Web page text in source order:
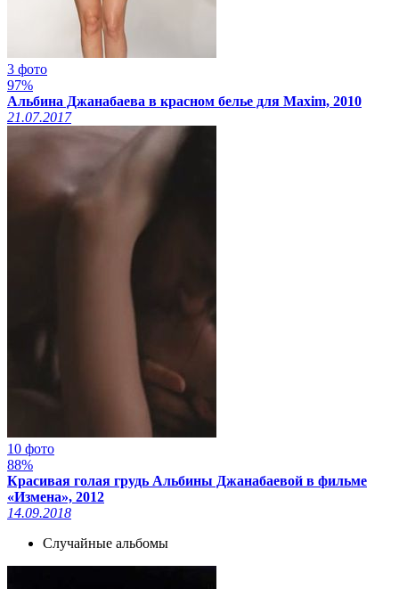
3 фото
97%
Альбина Джанабаева в красном белье для Maxim, 2010
21.07.2017
10 фото
88%
Красивая голая грудь Альбины Джанабаевой в фильме
«Измена», 2012
14.09.2018
Случайные альбомы